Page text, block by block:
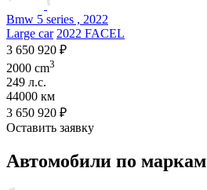
Bmw 5 series , 2022
Large car 2022 FACEL
3 650 920 ₽
2000 cm3
249 л.с.
44000 км
3 650 920 ₽
Оставить заявку
Автомобили по маркам